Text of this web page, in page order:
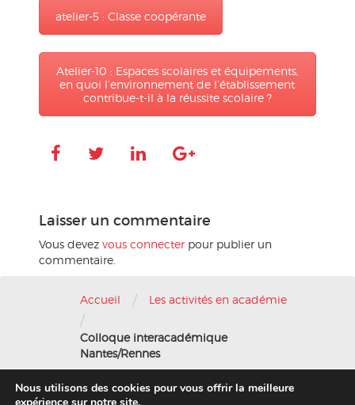
atelier-5 : Classe coopérante
Atelier-10 : Espaces scolaires et équipements,
en quoi l’environnement de l’établissement
contribue-t-il à la réussite scolaire ?
Laisser un commentaire
Vous devez vous connecterpour publier un
commentaire.
Accueil / Les activités en académie
/
Colloque interacadémique
Nantes/Rennes
Nous contacter-Mentions légales
Nous utilisons des cookies pour vous offrir la meilleure